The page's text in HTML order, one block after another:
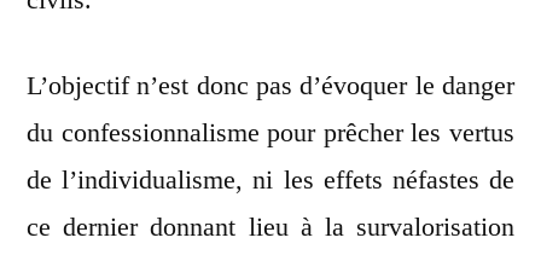
L’objectif n’est donc pas d’évoquer le danger
du confessionnalisme pour prêcher les vertus
de l’individualisme, ni les effets néfastes de
ce dernier donnant lieu à la survalorisation